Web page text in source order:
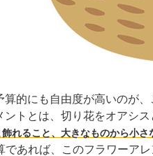
算的にも自由度が高いのが、
ントとは、切り花をオアシ
れること、大きなものから小
であれば、このフラワーア